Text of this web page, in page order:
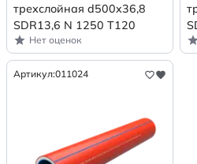
трехслойная d500x36,8
SDR13,6 N 1250 Т120
Нет оценок
Артикул:011024